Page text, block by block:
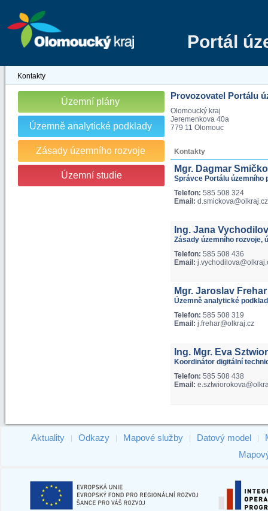
Portál
Kontakty
Územní plány
Územně analytické podklady
Zásady územního rozvoje
Územní studie
Provozovatel Portálu
Olomoucký kraj
Jeremenkova 40a
779 11 Olomouc
Kontakty
Mgr. Dagmar
Správce Portálu územního
Telefon: 585 508 324
Email: d.smickova@olkraj.cz
Ing. Jana
Zásady územního rozvoje,
Telefon: 585 508 436
Email:
Mgr. Jaroslav Frehar
Územně analytické
Telefon: 585 508 319
Email: j.frehar@olkraj.cz
Ing. Mgr. Eva
Koordinátor digitální
Telefon: 585 508 438
Email:
Aktuality Odkazy Mapové služby Datový model